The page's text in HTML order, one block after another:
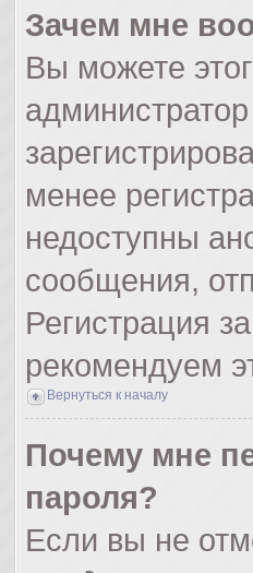
Зачем мне
Вы можете
менее
недоступны
сообщения,
Регистрация
рекомендуем
Вернуться к началу
Почему мне
пароля?
Если вы не